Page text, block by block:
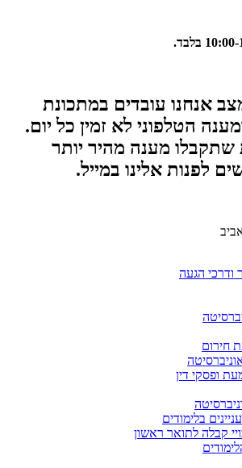
אנחנו עובדים במתכונת
הטלפוני לא זמין כל יום.
שתקבלו מענה מהיר יותר
לפנות אלינו במייל.
ודרכי הגעה
חירום
ופסקי דין
בלימודים
קבלה לתואר ראשון